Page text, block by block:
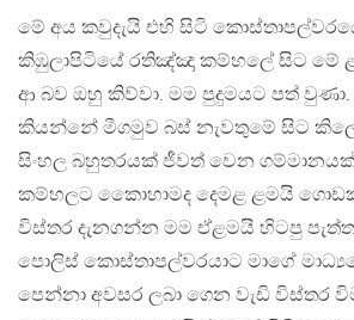
මේ අය කවුදැයි එහි සිටි
කිඹුලාපිටියේ රතිඤ්ඤා කම්හලේ සිට මේ
ආ බව ඔහු කිව්වා. මම පුදුමයට පත්
කියන්නේ මීගමුව බස් නැවතුමේ සිට
සිංහල බහුතරයක් ජීවත් වෙන
කම්හලට කො‍‍ෙහාමද දෙමළ ළමයි
විස්තර දැනගන්න මම ඒළමයි හිටපු
පොලිස් කොස්තාපල්වරයා‍ට ම‍ාගේ
පෙන්නා අවසර ලබ‍ා ගෙන වැඩි විස්තර